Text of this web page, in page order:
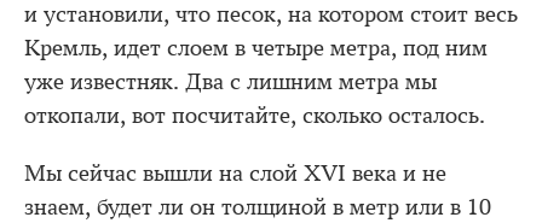
и установили, что песок, на котором стоит весь
Кремль, идет слоем в четыре метра, под ним
уже известняк. Два с лишним метра мы
откопали, вот посчитайте, сколько осталось.
Мы сейчас вышли на слой XVI века и не
знаем, будет ли он толщиной в метр или в 10